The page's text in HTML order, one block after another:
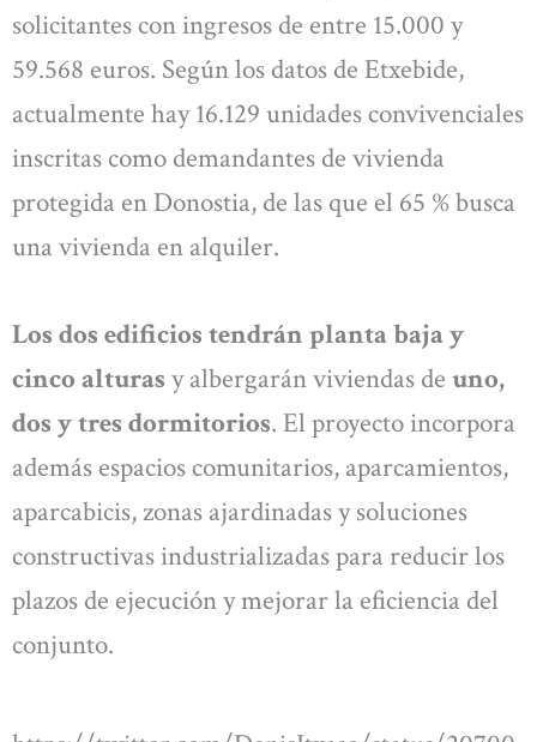
solicitantes con ingresos de entre 15.000 y
59.568 euros. Según los datos de Etxebide,
actualmente hay 16.129 unidades convivenciales
inscritas como demandantes de vivienda
protegida en Donostia, de las que el 65 % busca
una vivienda en alquiler.
Los dos edificios tendrán planta baja y
cinco alturas y albergarán viviendas de uno,
dos y tres dormitorios. El proyecto incorpora
además espacios comunitarios, aparcamientos,
aparcabicis, zonas ajardinadas y soluciones
constructivas industrializadas para reducir los
plazos de ejecución y mejorar la eficiencia del
conjunto.